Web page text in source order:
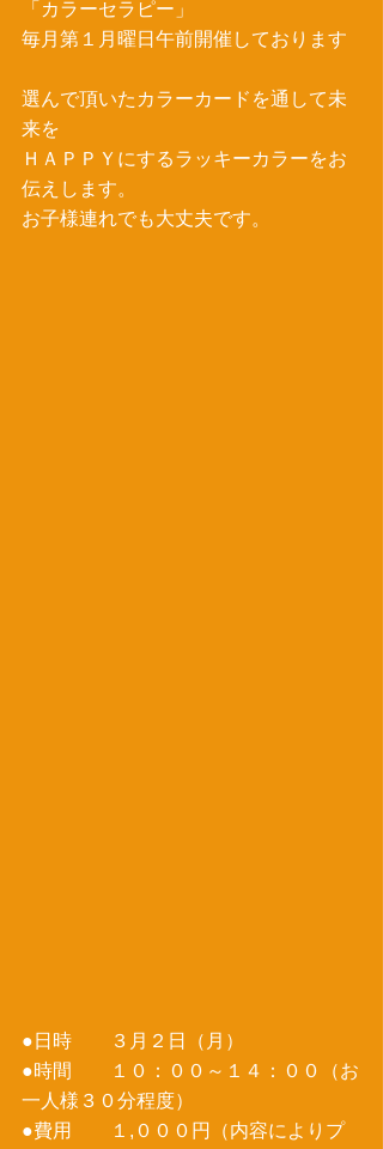
「カラーセラピー」
毎月第１月曜日午前開催しております
選んで頂いたカラーカードを通して未
来を
ＨＡＰＰＹにするラッキーカラーをお
伝えします。
お子様連れでも大丈夫です。
●日時　　３月２日（月）
●時間　　１０：００～１４：００（お
一人様３０分程度）
●費用　　１,０００円（内容によりプ